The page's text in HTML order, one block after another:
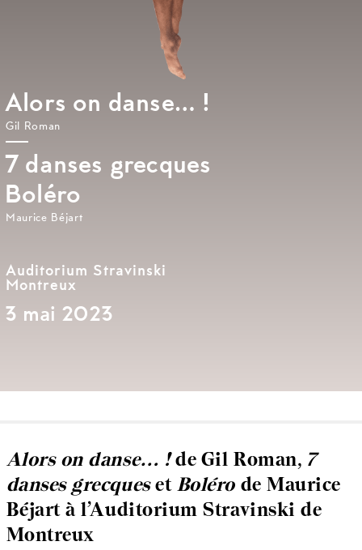
Alors on danse… !
Gil Roman
7 danses grecques
Boléro
Maurice Béjart
Auditorium Stravinski
Montreux
3 mai 2023
Alors on danse… !de Gil Roman, 7
danses grecquesetBoléro de Maurice
Béjart à l’Auditorium Stravinski de
Montreux